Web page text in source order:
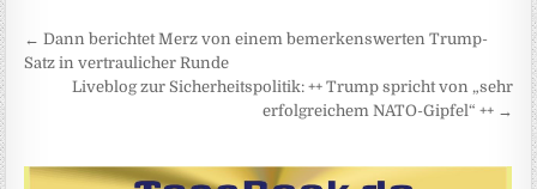
Beitragsnavigation
← Dann berichtet Merz von einem bemerkenswerten Trump-
Satz in vertraulicher Runde
Liveblog zur Sicherheitspolitik: ++ Trump spricht von „sehr
erfolgreichem NATO-Gipfel“ ++ →